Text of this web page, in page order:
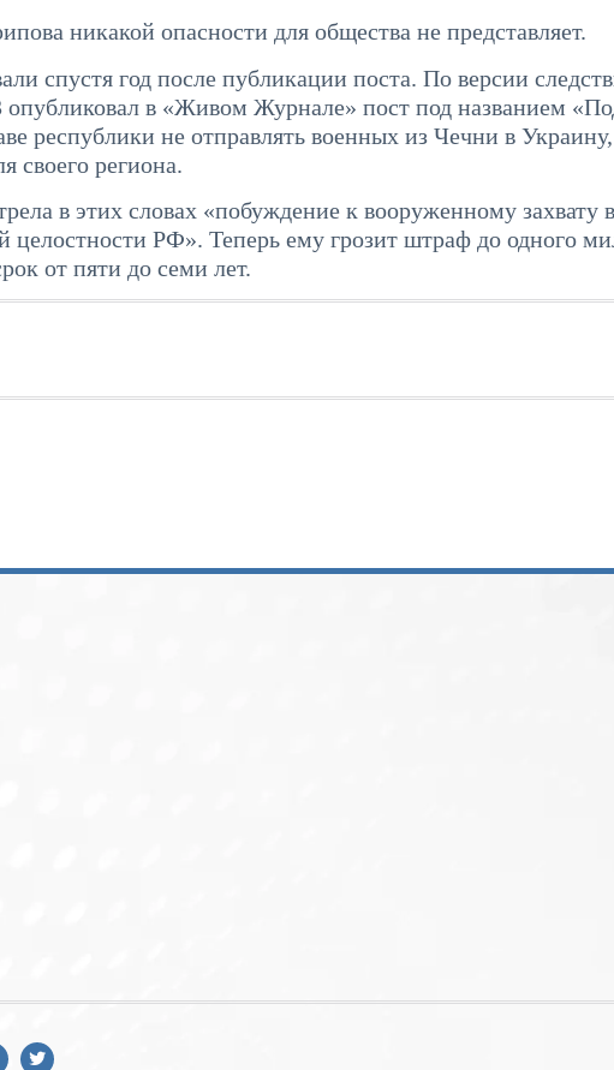
никакой опасности для общества не представляет.
спустя год после публикации поста. По версии
в «Живом Журнале» пост под названием
республики не отправлять военных из Чечни в
своего региона.
в этих словах «побуждение к вооруженному захвату
целостности РФ». Теперь ему грозит штраф до одного
от пяти до семи лет.